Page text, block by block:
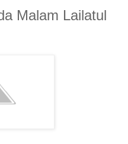
Malam Lailatul